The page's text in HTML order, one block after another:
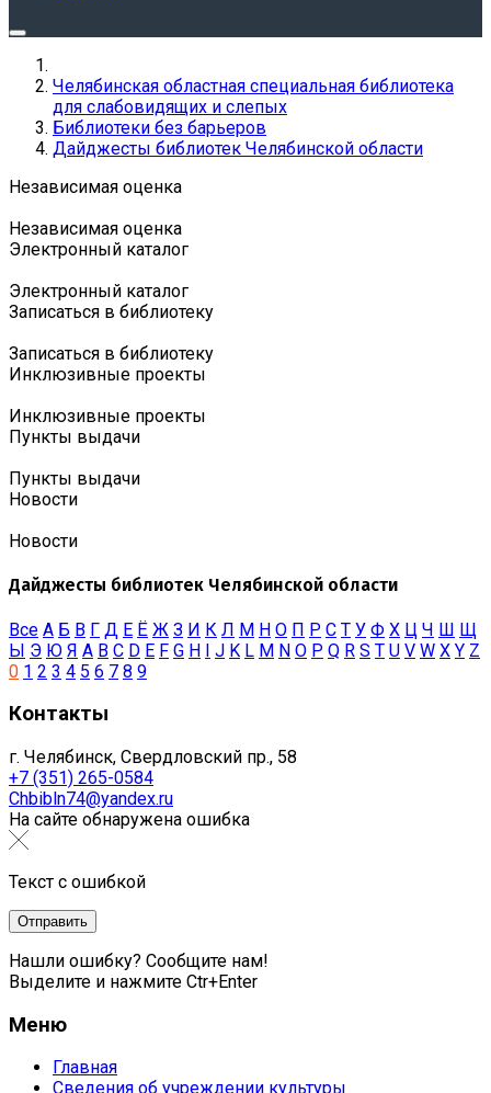
Челябинская областная специальная библиотека
для слабовидящих и слепых
Библиотеки без барьеров
Дайджесты библиотек Челябинской области
Независимая оценка
Независимая оценка
Электронный каталог
Электронный каталог
Записаться в библиотеку
Записаться в библиотеку
Инклюзивные проекты
Инклюзивные проекты
Пункты выдачи
Пункты выдачи
Новости
Новости
Дайджесты библиотек Челябинской области
Все А Б В Г Д Е Ё Ж З И К Л М Н О П Р С Т У Ф Х Ц Ч Ш Щ
Ы Э Ю Я A B C D E F G H I J K L M N O P Q R S T U V W X Y Z
0 1 2 3 4 5 6 7 8 9
Контакты
г. Челябинск, Свердловский пр., 58
+7 (351) 265-0584
Chbibln74@yandex.ru
На сайте обнаружена ошибка
Текст с ошибкой
Нашли ошибку? Сообщите нам!
Выделите и нажмите Ctr+Enter
Меню
Главная
Сведения об учреждении культуры